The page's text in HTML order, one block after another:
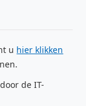
u hier klikken
de IT-